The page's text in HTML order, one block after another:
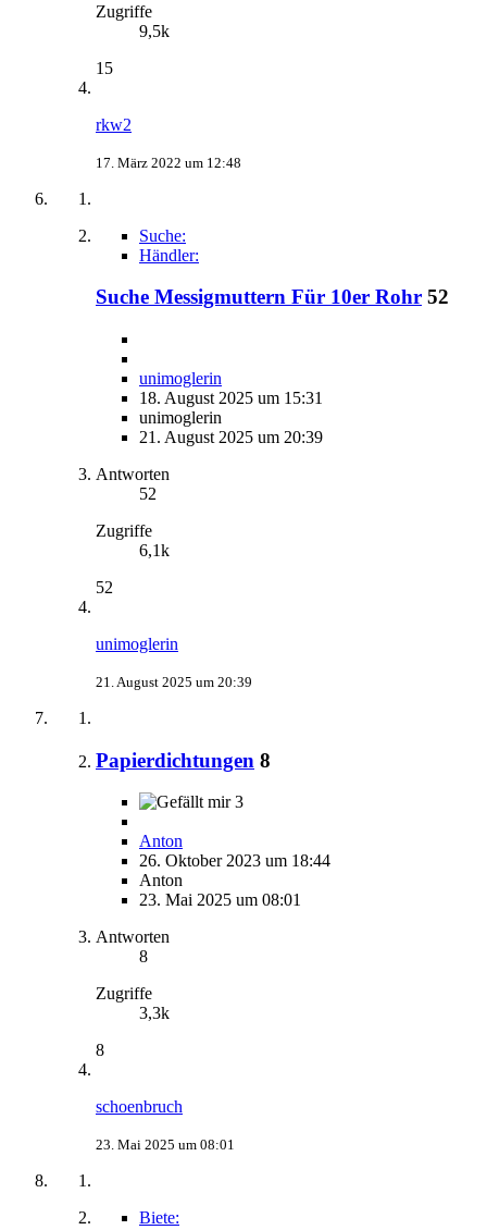
Zugriffe
9,5k
15
rkw2
17. März 2022 um 12:48
Suche:
Händler:
Suche Messigmuttern Für 10er Rohr 52
unimoglerin
18. August 2025 um 15:31
unimoglerin
21. August 2025 um 20:39
Antworten
52
Zugriffe
6,1k
52
unimoglerin
21. August 2025 um 20:39
Papierdichtungen 8
3
Anton
26. Oktober 2023 um 18:44
Anton
23. Mai 2025 um 08:01
Antworten
8
Zugriffe
3,3k
8
schoenbruch
23. Mai 2025 um 08:01
Biete: